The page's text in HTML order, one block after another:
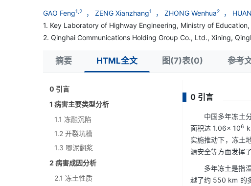
GAO Feng1,2 ， ZENG Xianzhang1 ， ZHONG Wenhua2 ，
1. Key Laboratory of Highway Engineering, Ministry of
2. Qinghai Communications Holding Group Co., Ltd., Xining,
摘要 HTML全文 图(7)表(0) 参考
0 引言
1 病害主要类型分析
1.1 冻融沉陷
1.2 开裂坑槽
1.3 唧泥翻浆
2 病害成因分析
2.1 冻土性质
0 引言
中国多年冻土
面积达 1.06× 106
实施推动下，冻土
源安全等方面发挥
多年冻土是指
越了约 550 km 的